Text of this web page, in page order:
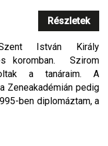
Részletek
István Király
koromban. Szirom
a tanáraim. A
Zeneakadémián pedig
ben diplomáztam, a